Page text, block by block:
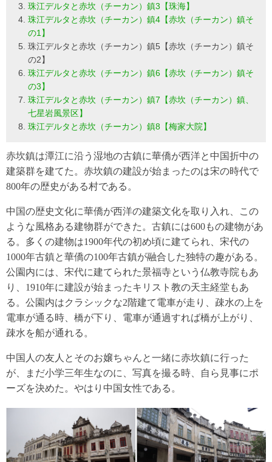
珠江デルタと赤坎（チーカン）鎮3【珠海】
珠江デルタと赤坎（チーカン）鎮4【赤坎（チーカン）鎮そ
の1】
珠江デルタと赤坎（チーカン）鎮5【赤坎（チーカン）鎮そ
の2】
珠江デルタと赤坎（チーカン）鎮6【赤坎（チーカン）鎮そ
の3】
珠江デルタと赤坎（チーカン）鎮7【赤坎（チーカン）鎮、
七星岩風景区】
珠江デルタと赤坎（チーカン）鎮8【梅家大院】
赤坎鎮は潭江に沿う湿地の古鎮に華僑が西洋と中国折中の
建築群を建てた。赤坎鎮の建設が始まったのは宋の時代で
800年の歴史がある村である。
中国の歴史文化に華僑が西洋の建築文化を取り入れ、この
ような風格ある建物群ができた。古鎮には600もの建物があ
る。多くの建物は1900年代の初め頃に建てられ、宋代の
1000年古鎮と華僑の100年古鎮が融合した独特の趣がある。
公園内には、宋代に建てられた景福寺という仏教寺院もあ
り、1910年に建設が始まったキリスト教の天主経堂もあ
る。公園内はクラシックな2階建て電車が走り、疎水の上を
電車が通る時、橋が下り、電車が通過すれば橋が上がり、
疎水を船が通れる。
中国人の友人とそのお嬢ちゃんと一緒に赤坎鎮に行った
が、まだ小学三年生なのに、写真を撮る時、自ら見事にポ
ーズを決めた。やはり中国女性である。